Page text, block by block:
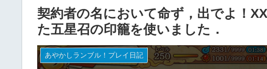
契約者の名において命ず，出でよ！
た五星召の印籠を使いました．
あやかしランブル！プレイ日記